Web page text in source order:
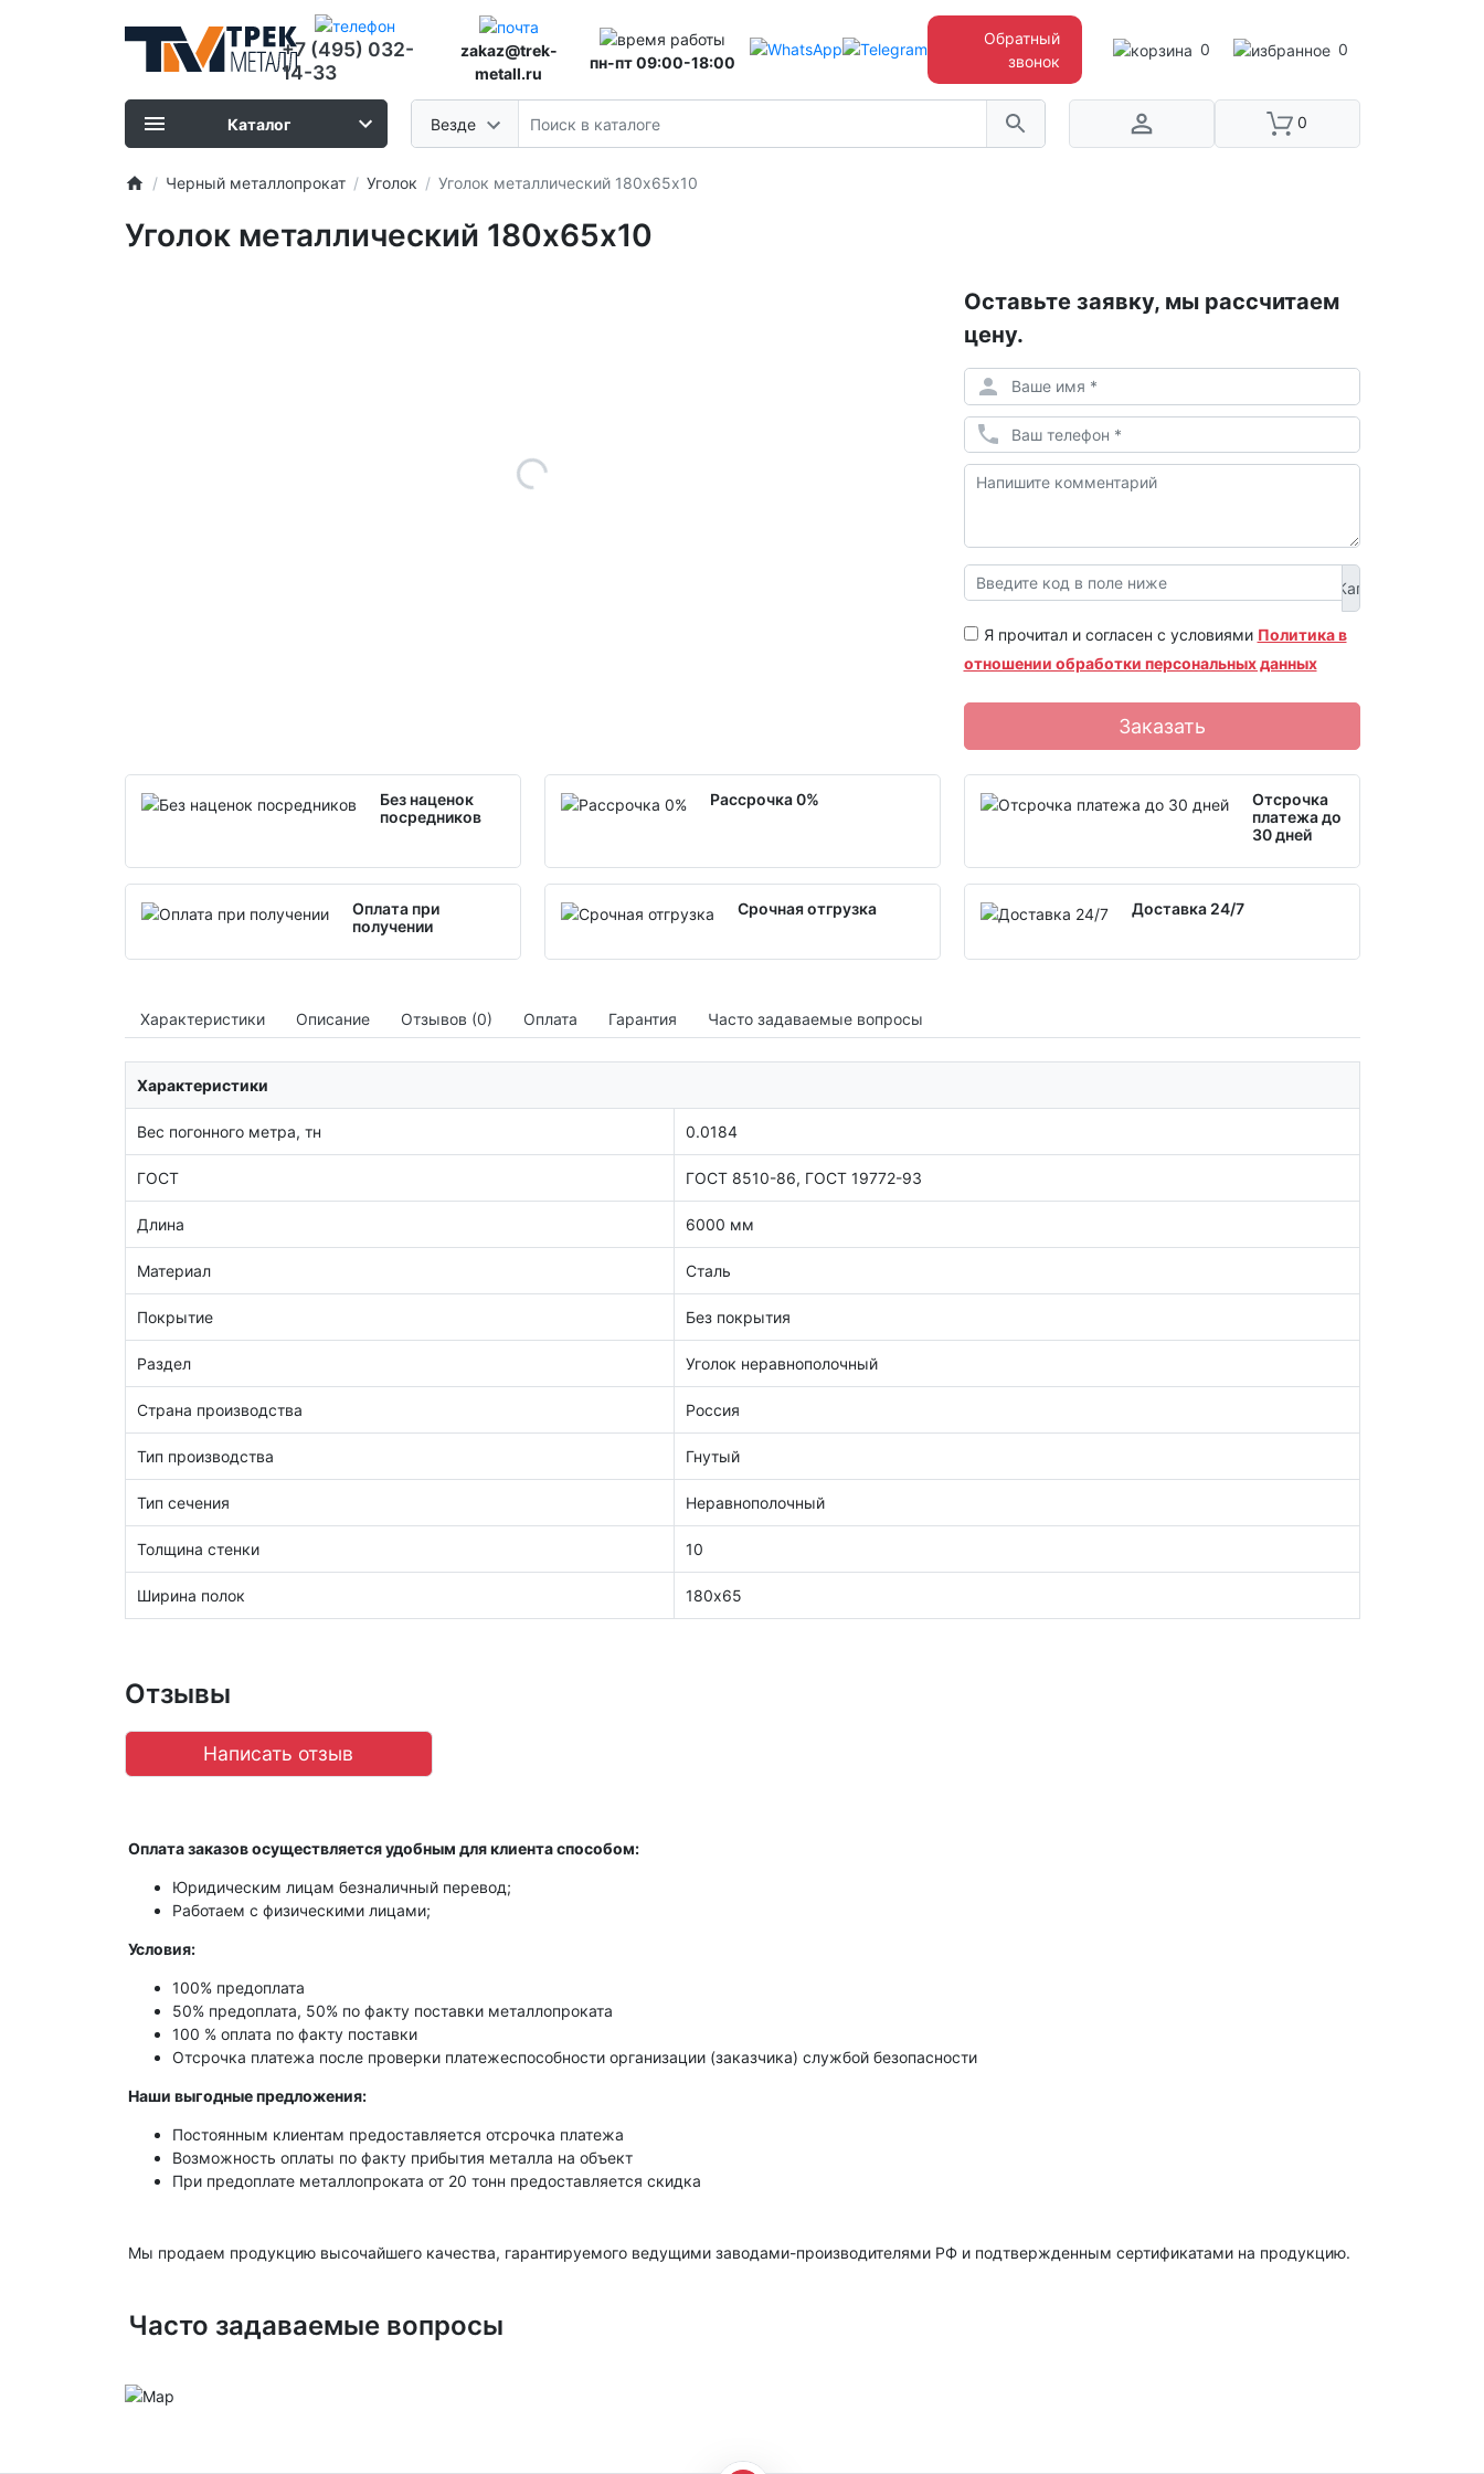
0 0
+7 (495) 032-
14-33
zakaz@trek-
metall.ru
пн-пт 09:00-18:00
Обратный
звонок
Везде 0
Каталог
Черный металлопрокат Уголок Уголок металлический 180х65х10
Уголок металлический 180х65х10
Оставьте заявку, мы рассчитаем
цену.
Я прочитал и согласен с условиями Политика в
отношении обработки персональных данных
Заказать
Без наценок
посредников
Рассрочка 0%
Отсрочка
платежа до
30 дней
Оплата при
получении
Срочная отгрузка Доставка 24/7
Характеристики Описание Отзывов (0) Оплата Гарантия Часто задаваемые вопросы
Характеристики
Вес погонного метра, тн 0.0184
ГОСТ ГОСТ 8510-86, ГОСТ 19772-93
Длина 6000 мм
Материал Сталь
Покрытие Без покрытия
Раздел Уголок неравнополочный
Страна производства Россия
Тип производства Гнутый
Тип сечения Неравнополочный
Толщина стенки 10
Ширина полок 180х65
Отзывы
Написать отзыв
Оплата заказов осуществляется удобным для клиента способом:
Юридическим лицам безналичный перевод;
Работаем с физическими лицами;
Условия:
100% предоплата
50% предоплата, 50% по факту поставки металлопроката
100 % оплата по факту поставки
Отсрочка платежа после проверки платежеспособности организации (заказчика) службой безопасности
Наши выгодные предложения:
Постоянным клиентам предоставляется отсрочка платежа
Возможность оплаты по факту прибытия металла на объект
При предоплате металлопроката от 20 тонн предоставляется скидка
Мы продаем продукцию высочайшего качества, гарантируемого ведущими заводами-производителями РФ и подтвержденным сертификатами на продукцию.
Часто задаваемые вопросы